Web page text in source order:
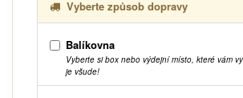
Vyberte způsob dopravy
Balíkovna
Vyberte si box nebo výdejní místo, které vám
je všude!